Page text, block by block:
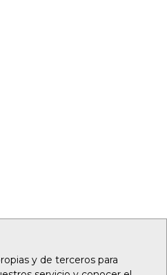
y de terceros para